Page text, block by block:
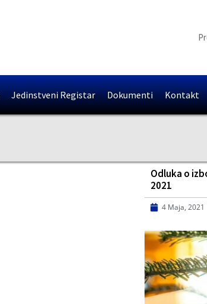
Jedinstveni Registar Dokumenti Kontakt
Odluka o
2021
4 Maja, 2021